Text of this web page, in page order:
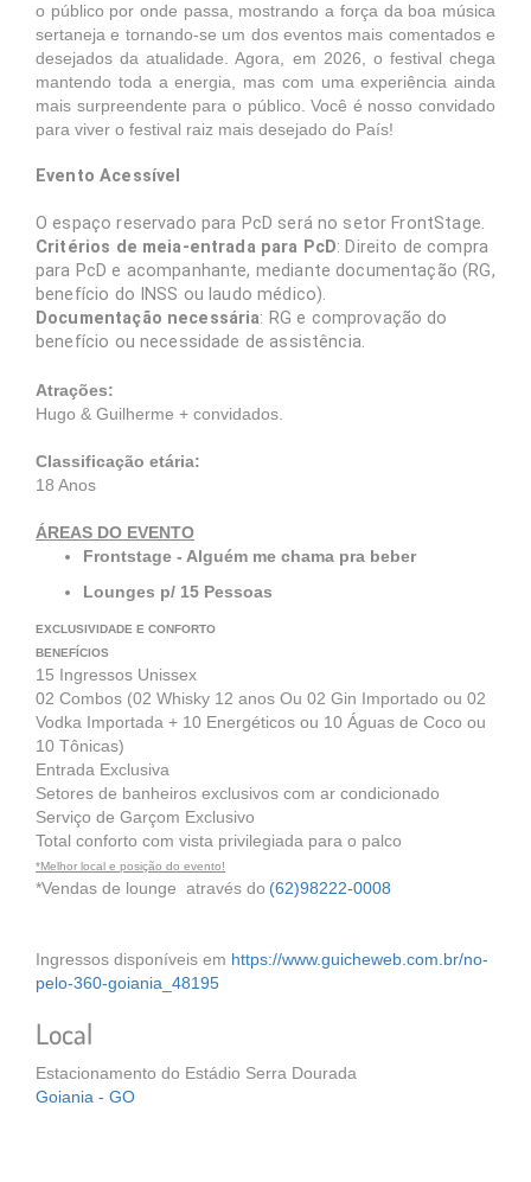
o público por onde passa, mostrando a força da boa música
sertaneja e tornando-se um dos eventos mais comentados e
desejados da atualidade. Agora, em 2026, o festival chega
mantendo toda a energia, mas com uma experiência ainda
mais surpreendente para o público. Você é nosso convidado
para viver o festival raiz mais desejado do País!
Evento Acessível
O espaço reservado para PcD será no setor FrontStage.
Critérios de meia-entrada para PcD: Direito de compra
para PcD e acompanhante, mediante documentação (RG,
benefício do INSS ou laudo médico).
Documentação necessária: RG e comprovação do
benefício ou necessidade de assistência.
Atrações:
Hugo & Guilherme + convidados.
Classificação etária:
18 Anos
ÁREAS DO EVENTO
Frontstage - Alguém me chama pra beber
Lounges p/ 15 Pessoas
EXCLUSIVIDADE E CONFORTO
BENEFÍCIOS
15 Ingressos Unissex
02 Combos (02 Whisky 12 anos Ou 02 Gin Importado ou 02
Vodka Importada + 10 Energéticos ou 10 Águas de Coco ou
10 Tônicas)
Entrada Exclusiva
Setores de banheiros exclusivos com ar condicionado
Serviço de Garçom Exclusivo
Total conforto com vista privilegiada para o palco
*Melhor local e posição do evento!
*Vendas de lounge através do (62)98222-0008
Ingressos disponíveis em https://www.guicheweb.com.br/no-
pelo-360-goiania_48195
Local
Estacionamento do Estádio Serra Dourada
Goiania - GO